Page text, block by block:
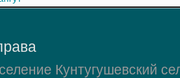
Кунтугушевский